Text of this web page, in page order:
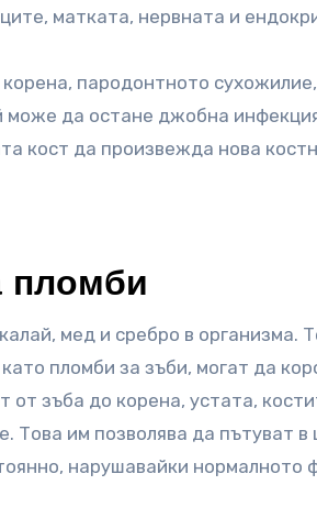
матката, нервната и
пародонтното
може да остане джобна
кост да произвежда нова
пломби
мед и сребро в организма.
пломби за зъби, могат да
от зъба до корена, устата,
Това им позволява да пътуват в
нарушавайки нормалното